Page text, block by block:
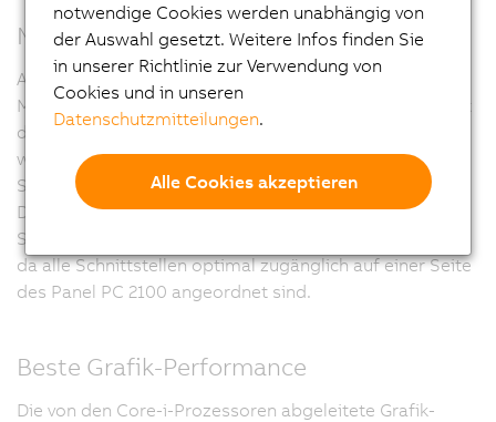
Maximale Flexibilität
Alle Automation Panels der 2. Generation, ob als
Multitouch oder als Singletouch ausgeführt, können mit
dem Panel PC 2100 zum vollwertigen PC-System
werden. Da der Panel PC 2100 nicht größer ist als der
Smart Display Link, vergrößert sich die Bautiefe nicht.
Die Verkabelung der Ethernet- und Feldbus-
Schnittstellen gestaltet sich sehr anwenderfreundlich,
da alle Schnittstellen optimal zugänglich auf einer Seite
des Panel PC 2100 angeordnet sind.
Beste Grafik-Performance
Die von den Core-i-Prozessoren abgeleitete Grafik-
notwendige Cookies werden unabhängig von
der Auswahl gesetzt. Weitere Infos finden Sie
in unserer Richtlinie zur Verwendung von
Cookies und in unseren
Datenschutzmitteilungen.
Alle Cookies akzeptieren